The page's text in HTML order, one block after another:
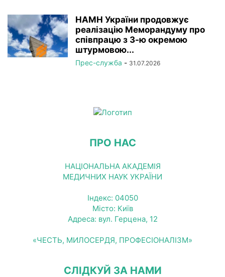
НАМН України продовжує
реалізацію Меморандуму про
співпрацю з 3-ю окремою
штурмовою...
Прес-служба - 31.07.2026
ПРО НАС
НАЦІОНАЛЬНА АКАДЕМІЯ
МЕДИЧНИХ НАУК УКРАЇНИ
Індекс: 04050
Місто: Київ
Адреса: вул. Герцена, 12
«ЧЕСТЬ, МИЛОСЕРДЯ, ПРОФЕСІОНАЛІЗМ»
СЛІДКУЙ ЗА НАМИ